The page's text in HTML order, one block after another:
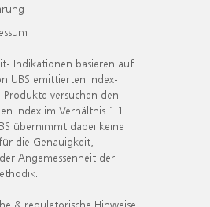
Indikationen basieren auf
UBS emittierten Index-
Produkte versuchen den
Index im Verhältnis 1:1
übernimmt dabei keine
die Genauigkeit,
Angemessenheit der